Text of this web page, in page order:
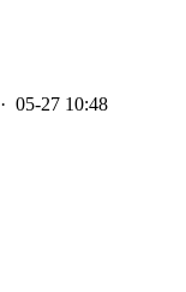
· 05-27 10:48